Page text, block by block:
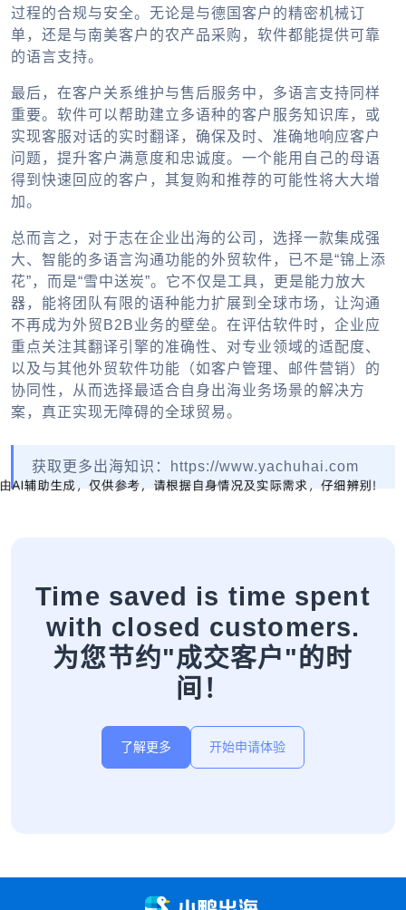
过程的合规与安全。无论是与德国客户的精密机械订
单，还是与南美客户的农产品采购，软件都能提供可靠
的语言支持。
最后，在客户关系维护与售后服务中，多语言支持同样
重要。软件可以帮助建立多语种的客户服务知识库，或
实现客服对话的实时翻译，确保及时、准确地响应客户
问题，提升客户满意度和忠诚度。一个能用自己的母语
得到快速回应的客户，其复购和推荐的可能性将大大增
加。
总而言之，对于志在企业出海的公司，选择一款集成强
大、智能的多语言沟通功能的外贸软件 ，已不是“锦上添
花”，而是“雪中送炭”。它不仅是工具，更是能力放大
器，能将团队有限的语种能力扩展到全球市场，让沟通
不再成为外贸B2B业务的壁垒。在评估软件时，企业应
重点关注其翻译引擎的准确性、对专业领域的适配度、
以及与其他外贸软件功能（如客户管理、邮件营销）的
协同性，从而选择最适合自身出海业务场景的解决方
案，真正实现无障碍的全球贸易。
获取更多出海知识：https://www.yachuhai.com
Time saved is time spent
with closed customers.
为您节约"成交客户"的时
间！
了解更多 开始申请体验